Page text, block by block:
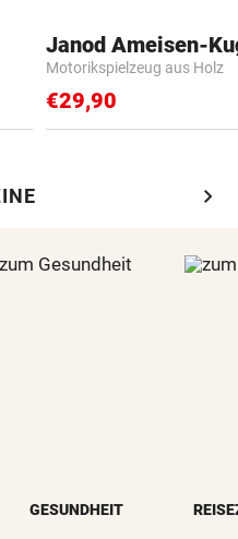
Janod Ameisen-
Motorikspielzeug aus Holz
€29,90
chevron_right
GESUNDHEIT